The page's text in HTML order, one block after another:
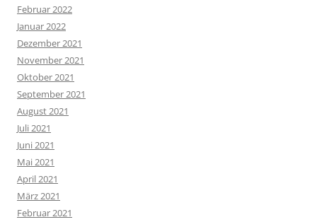
Februar 2022
Januar 2022
Dezember 2021
November 2021
Oktober 2021
September 2021
August 2021
Juli 2021
Juni 2021
Mai 2021
April 2021
März 2021
Februar 2021